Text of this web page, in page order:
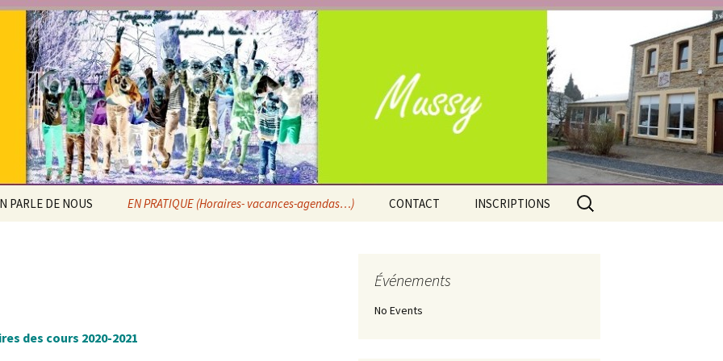
Saint-Pierre de Mussy-la-Ville
PARLE DE NOUS EN PRATIQUE (Horaires- vacances-agendas…) CONTACT
Situation géographique
INSCRIPTIONS Rechercher :
des cours 2020-2021
Événements
No Events